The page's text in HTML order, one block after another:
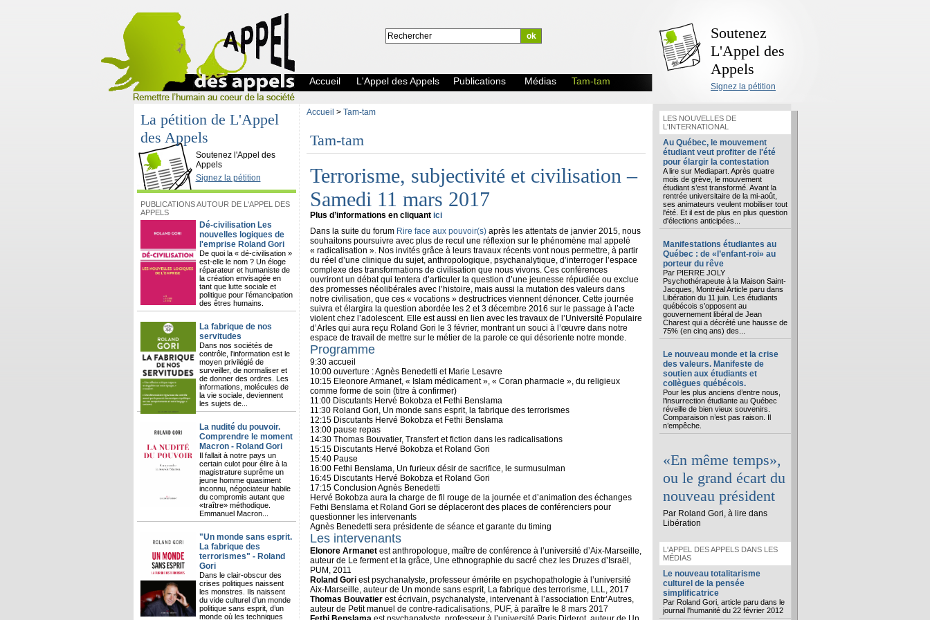
L'Appel des Appels
Accueil L'Appel des Appels Publications Médias Tam-tam
Soutenez
L'Appel des
Appels
Signez la pétition
La pétition de L'Appel
des Appels
Soutenez l'Appel des
Appels
Signez la pétition
PUBLICATIONS AUTOUR DE L'APPEL DES
APPELS
Dé-civilisation Les
nouvelles logiques de
l'emprise Roland Gori
De quoi la « dé-civilisation »
est-elle le nom ? Un éloge
réparateur et humaniste de
la création envisagée en
tant que lutte sociale et
politique pour l’émancipation
des êtres humains.
La fabrique de nos
servitudes
Dans nos sociétés de
contrôle, l’information est le
moyen privilégié de
surveiller, de normaliser et
de donner des ordres. Les
informations, molécules de
la vie sociale, deviennent
les sujets de...
La nudité du pouvoir.
Comprendre le moment
Macron - Roland Gori
Il fallait à notre pays un
certain culot pour élire à la
magistrature suprême un
jeune homme quasiment
inconnu, négociateur habile
du compromis autant que
«traître» méthodique.
Emmanuel Macron...
"Un monde sans esprit.
La fabrique des
terrorismes" - Roland
Gori
Dans le clair-obscur des
crises politiques naissent
les monstres. Ils naissent
du vide culturel d’un monde
politique sans esprit, d’un
monde où les techniques
Accueil > Tam-tam
Tam-tam
Terrorisme, subjectivité et civilisation –
Samedi 11 mars 2017
Plus d’informations en cliquant ici
Dans la suite du forum Rire face aux pouvoir(s) après les attentats de janvier 2015, nous
souhaitons poursuivre avec plus de recul une réflexion sur le phénomène mal appelé
« radicalisation ». Nos invités grâce à leurs travaux récents vont nous permettre, à partir
du réel d’une clinique du sujet, anthropologique, psychanalytique, d’interroger l’espace
complexe des transformations de civilisation que nous vivons. Ces conférences
ouvriront un débat qui tentera d’articuler la question d’une jeunesse répudiée ou exclue
des promesses néolibérales avec l’histoire, mais aussi la mutation des valeurs dans
notre civilisation, que ces « vocations » destructrices viennent dénoncer. Cette journée
suivra et élargira la question abordée les 2 et 3 décembre 2016 sur le passage à l’acte
violent chez l’adolescent. Elle est aussi en lien avec les travaux de l’Université Populaire
d’Arles qui aura reçu Roland Gori le 3 février, montrant un souci à l’œuvre dans notre
espace de travail de mettre sur le métier de la parole ce qui désoriente notre monde.
Programme
9:30 accueil
10:00 ouverture : Agnès Benedetti et Marie Lesavre
10:15 Eleonore Armanet, « Islam médicament », « Coran pharmacie », du religieux
comme forme de soin (titre à confirmer)
11:00 Discutants Hervé Bokobza et Fethi Benslama
11:30 Roland Gori, Un monde sans esprit, la fabrique des terrorismes
12:15 Discutants Hervé Bokobza et Fethi Benslama
13:00 pause repas
14:30 Thomas Bouvatier, Transfert et fiction dans les radicalisations
15:15 Discutants Hervé Bokobza et Roland Gori
15:40 Pause
16:00 Fethi Benslama, Un furieux désir de sacrifice, le surmusulman
16:45 Discutants Hervé Bokobza et Roland Gori
17:15 Conclusion Agnès Benedetti
Hervé Bokobza aura la charge de fil rouge de la journée et d’animation des échanges
Fethi Benslama et Roland Gori se déplaceront des places de conférenciers pour
questionner les intervenants
Agnès Benedetti sera présidente de séance et garante du timing
Les intervenants
Elonore Armanetest anthropologue, maître de conférence à l’université d’Aix-Marseille,
auteur de Le ferment et la grâce, Une ethnographie du sacré chez les Druzes d’Israël,
PUM, 2011
Roland Goriest psychanalyste, professeur émérite en psychopathologie à l’université
Aix-Marseille, auteur de Un monde sans esprit, La fabrique des terrorisme, LLL, 2017
Thomas Bouvatierest écrivain, psychanalyste, intervenant à l’association Entr’Autres,
auteur de Petit manuel de contre-radicalisations, PUF, à paraître le 8 mars 2017
LES NOUVELLES DE
L'INTERNATIONAL
Au Québec, le mouvement
étudiant veut profiter de l'été
pour élargir la contestation
A lire sur Mediapart. Après quatre
mois de grève, le mouvement
étudiant s’est transformé. Avant la
rentrée universitaire de la mi-août,
ses animateurs veulent mobiliser tout
l'été. Et il est de plus en plus question
d'élections anticipées...
Manifestations étudiantes au
Québec : de «l’enfant-roi» au
porteur du rêve
Par PIERRE JOLY
Psychothérapeute à la Maison Saint-
Jacques, Montréal Article paru dans
Libération du 11 juin. Les étudiants
québécois s’opposent au
gouvernement libéral de Jean
Charest qui a décrété une hausse de
75% (en cinq ans) des...
Le nouveau monde et la crise
des valeurs. Manifeste de
soutien aux étudiants et
collègues québécois.
Pour les plus anciens d’entre nous,
l’insurrection étudiante au Québec
réveille de bien vieux souvenirs.
Comparaison n’est pas raison. Il
n’empêche.
«En même temps»,
ou le grand écart du
nouveau président
Par Roland Gori, à lire dans
Libération
L'APPEL DES APPELS DANS LES
MÉDIAS
Le nouveau totalitarisme
culturel de la pensée
simplificatrice
Par Roland Gori, article paru dans le
journal l'humanité du 22 février 2012